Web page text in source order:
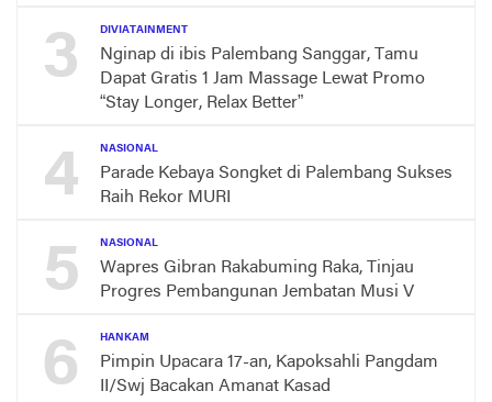
3 DIVIATAINMENT
Nginap di ibis Palembang Sanggar, Tamu
Dapat Gratis 1 Jam Massage Lewat Promo
“Stay Longer, Relax Better”
4 NASIONAL
Parade Kebaya Songket di Palembang Sukses
Raih Rekor MURI
5 NASIONAL
Wapres Gibran Rakabuming Raka, Tinjau
Progres Pembangunan Jembatan Musi V
6 HANKAM
Pimpin Upacara 17-an, Kapoksahli Pangdam
II/Swj Bacakan Amanat Kasad